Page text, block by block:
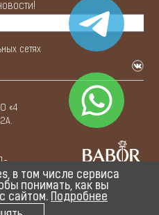
сетях
«4
© 2015—2026
Политикa
в том числе сервиса
понимать, как вы
сайтом.
Подробнее